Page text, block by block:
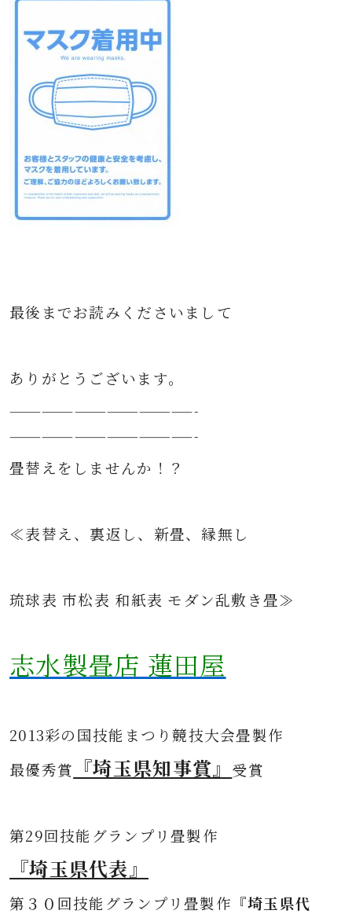
最後までお読みくださいまして
ありがとうございます。
—————————————————-
—————————————————-
畳替えをしませんか！？
≪表替え、裏返し、新畳、縁無し
琉球表 市松表 和紙表 モダン乱敷き畳≫
志水製畳店 蓮田屋
2013彩の国技能まつり競技大会畳製作
最優秀賞
『埼玉県知事賞』 受賞
第29回技能グランプリ畳製作
『埼玉県代表』
第３０ 回技能グランプリ畳製作 『埼玉県代